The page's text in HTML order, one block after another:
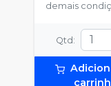
demais
Qtd :